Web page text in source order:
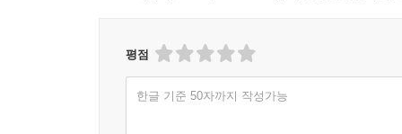
평점
한글 기준 50자까지 작성가능